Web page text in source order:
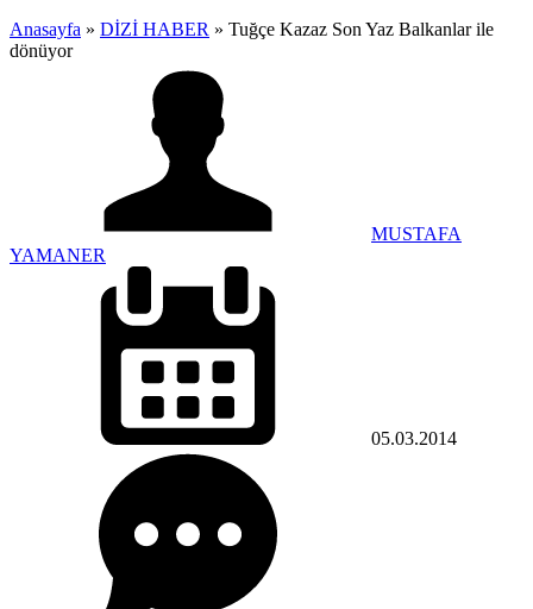
Anasayfa » DİZİ HABER » Tuğçe Kazaz Son Yaz Balkanlar ile
dönüyor
MUSTAFA
YAMANER
05.03.2014